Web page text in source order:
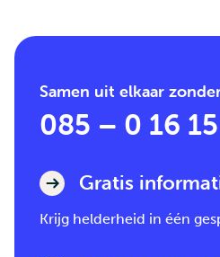
Samen uit elkaar
085 – 0 16
Gratis
Krijg helderheid in één